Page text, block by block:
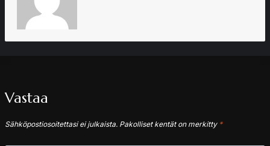
Vastaa
Sähköpostiosoitettasi ei julkaista. Pakolliset kentät on merkitty *